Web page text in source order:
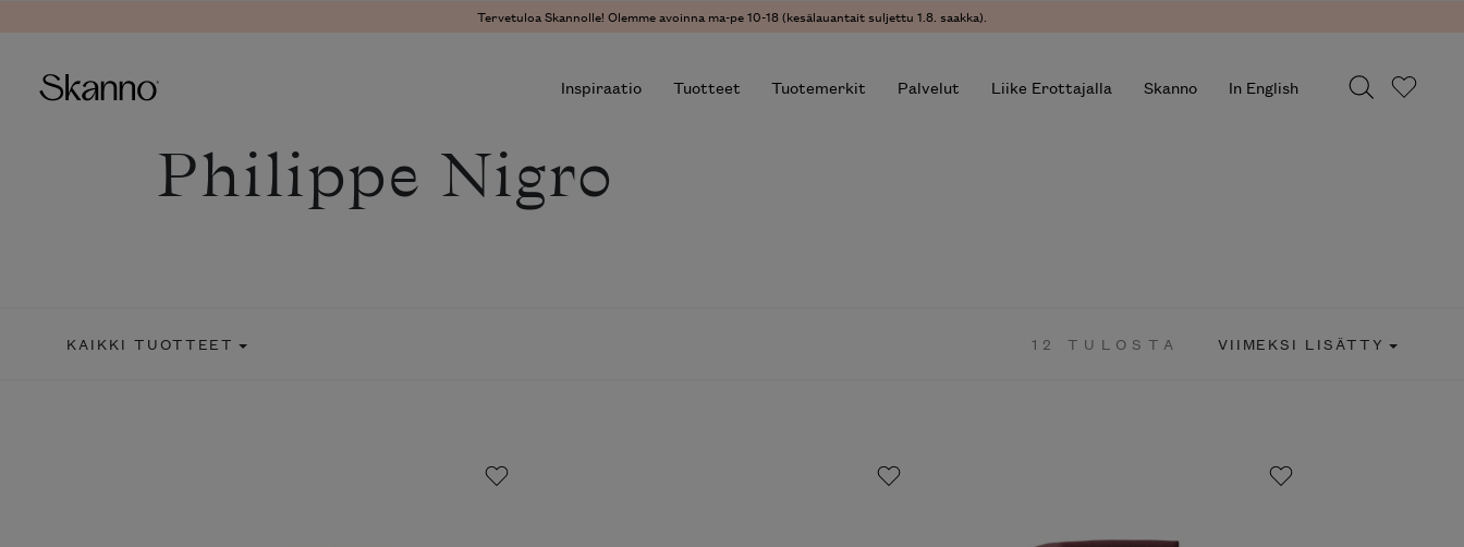
Tervetuloa Skannolle! Olemme avoinna ma-pe 10-18 (kesälauantait suljettu 1.8. saakka).
Inspiraatio Tuotteet Tuotemerkit Palvelut Liike Erottajalla Skanno In English
Haku
Type 2 or more characters for results.
Philippe Nigro
KAIKKI TUOTTEET 12 TULOSTA VIIMEKSI LISÄTTY